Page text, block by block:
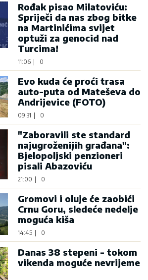
Rođak pisao Milatoviću:
Spriječi da nas zbog bitke
na Martinićima svijet
optuži za genocid nad
Turcima!
11:06 | 0
Evo kuda će proći trasa
auto-puta od Mateševa do
Andrijevice (FOTO)
09:31 | 0
"Zaboravili ste standard
najugroženijih građana":
Bjelopoljski penzioneri
pisali Abazoviću
21:00 | 0
Gromovi i oluje će zaobići
Crnu Goru, sledeće nedelje
moguća kiša
14:45 | 0
Danas 38 stepeni - tokom
vikenda moguće nevrijeme